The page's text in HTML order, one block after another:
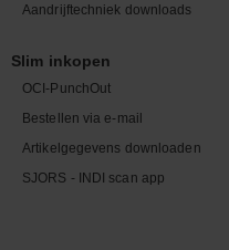
Aandrijftechniek downloads
Slim inkopen
OCI-PunchOut
Bestellen via e-mail
Artikelgegevens downloaden
SJORS - INDI scan app